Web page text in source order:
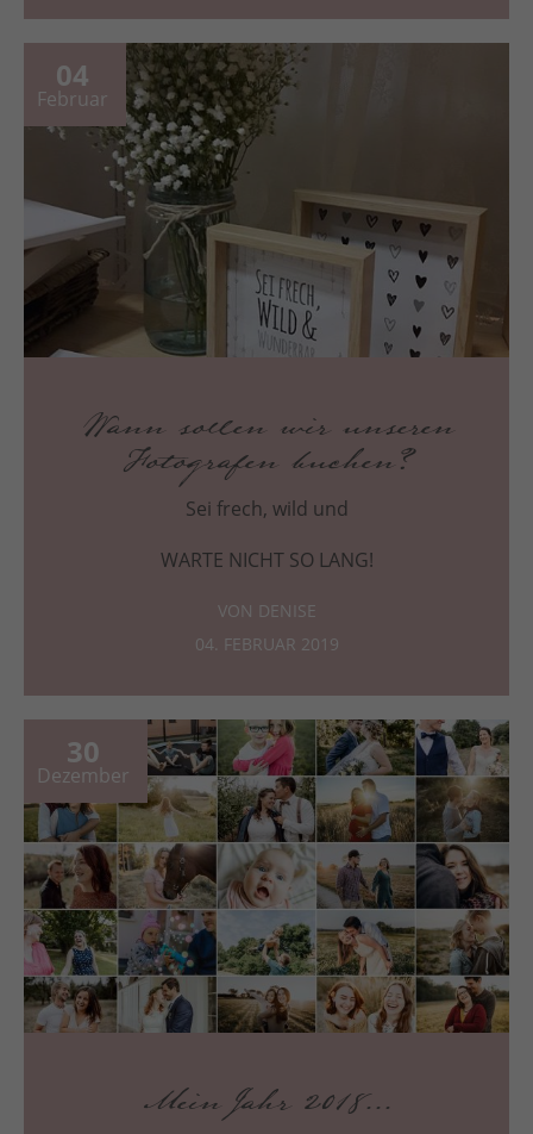
04
Februar
Wann sollen wir unseren
Fotografen buchen?
Sei frech, wild und
WARTE NICHT SO LANG!
VON DENISE
04. FEBRUAR 2019
30
Dezember
Mein Jahr 2018...